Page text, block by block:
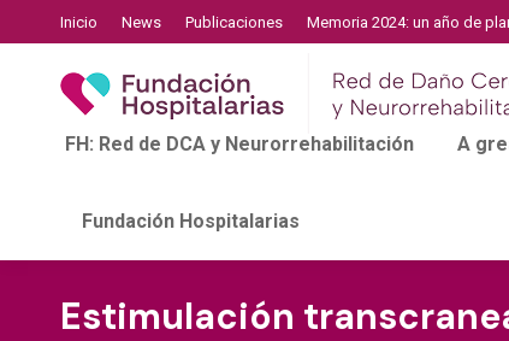
Inicio News Publicaciones Memoria 2024: un año de
FH: Red de DCA y Neurorrehabilitación A
Fundación Hospitalarias
Estimulación